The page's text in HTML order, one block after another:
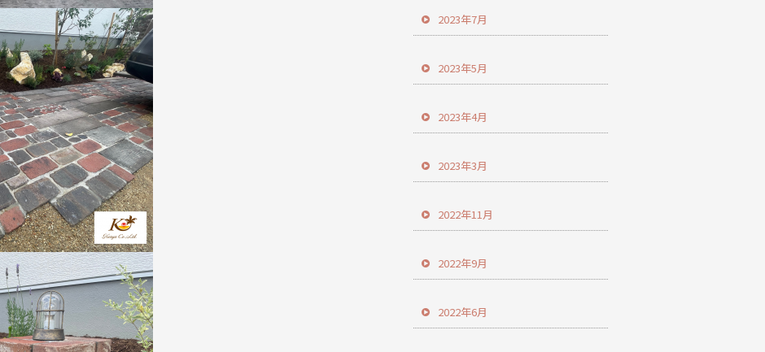
2023年7月
2023年5月
2023年4月
2023年3月
2022年11月
2022年9月
2022年6月